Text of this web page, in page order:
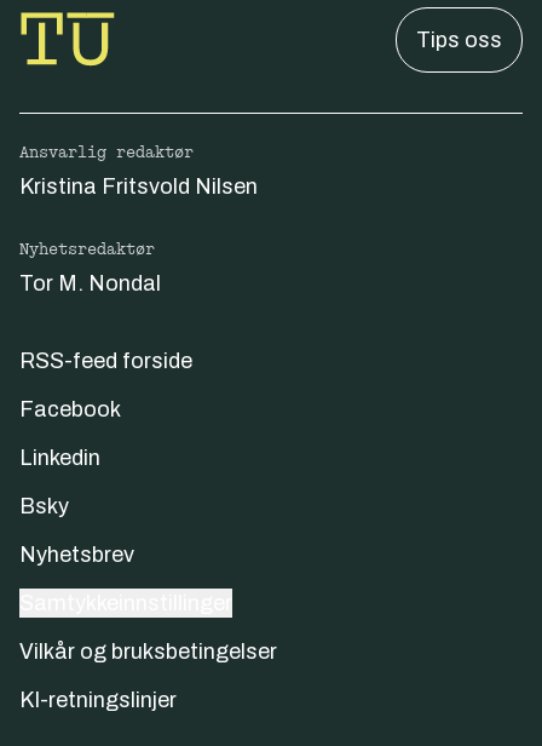
Tips oss
Ansvarlig redaktør
Kristina Fritsvold Nilsen
Nyhetsredaktør
Tor M. Nondal
RSS-feed forside
Facebook
Linkedin
Bsky
Nyhetsbrev
Vilkår og bruksbetingelser
KI-retningslinjer